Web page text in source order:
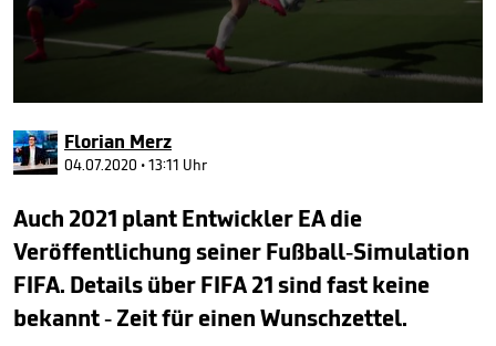
seconds
of
1
minute,
seconds
Florian Merz
04.07.2020 • 13:11 Uhr
Auch 2021 plant Entwickler EA die
Veröffentlichung seiner Fußball-Simulation
FIFA. Details über FIFA 21 sind fast keine
bekannt - Zeit für einen Wunschzettel.